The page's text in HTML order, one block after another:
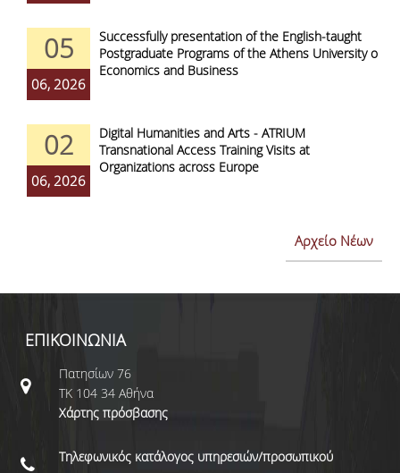
05
06, 2026
Successfully presentation of the English-taught
Postgraduate Programs of the Athens University of
Economics and Business
02
06, 2026
Digital Humanities and Arts - ATRIUM
Transnational Access Training Visits at
Organizations across Europe
Αρχείο Νέων
ΕΠΙΚΟΙΝΩΝΙΑ
Πατησίων 76
ΤΚ 104 34 Αθήνα
Χάρτης πρόσβασης
Τηλεφωνικός κατάλογος υπηρεσιών/προσωπικού